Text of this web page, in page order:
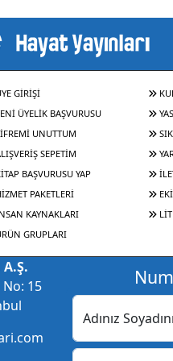
GİRİŞİ
ÜYELİK BAŞVURUSU
UNUTTUM
SEPETİM
BAŞVURUSU YAP
PAKETLERİ
KAYNAKLARI
GRUPLARI
15
Adınız